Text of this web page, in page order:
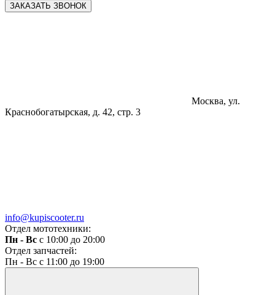
ЗАКАЗАТЬ ЗВОНОК
Москва, ул.
Краснобогатырская, д. 42, стр. 3
info@kupiscooter.ru
Отдел мототехники:
Пн - Вс с 10:00 до 20:00
Отдел запчастей:
Пн - Вс с 11:00 до 19:00